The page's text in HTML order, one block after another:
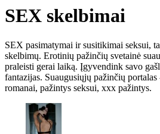
SEX skelbimai
SEX pasimatymai ir susitikimai seksui,
skelbimų. Erotinių pažinčių svetainė
praleisti gerai laiką. Įgyvendink savo
fantazijas. Suaugusiųjų pažinčių
romanai, pažintys seksui, xxx pažintys.